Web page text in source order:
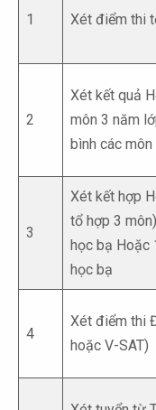
1 Xét điểm thi
2
Xét kết quả
môn 3 năm
bình các
3
Xét kết hợp
tổ hợp 3
học bạ Hoặc
học bạ
4
Xét điểm thi
hoặc V-SAT)